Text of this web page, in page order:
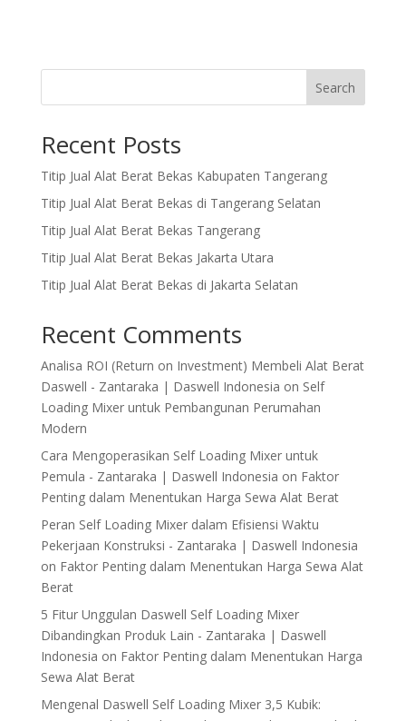
Search
Recent Posts
Titip Jual Alat Berat Bekas Kabupaten Tangerang
Titip Jual Alat Berat Bekas di Tangerang Selatan
Titip Jual Alat Berat Bekas Tangerang
Titip Jual Alat Berat Bekas Jakarta Utara
Titip Jual Alat Berat Bekas di Jakarta Selatan
Recent Comments
Analisa ROI (Return on Investment) Membeli Alat Berat
Daswell - Zantaraka | Daswell Indonesia on Self
Loading Mixer untuk Pembangunan Perumahan
Modern
Cara Mengoperasikan Self Loading Mixer untuk
Pemula - Zantaraka | Daswell Indonesia on Faktor
Penting dalam Menentukan Harga Sewa Alat Berat
Peran Self Loading Mixer dalam Efisiensi Waktu
Pekerjaan Konstruksi - Zantaraka | Daswell Indonesia
on Faktor Penting dalam Menentukan Harga Sewa Alat
Berat
5 Fitur Unggulan Daswell Self Loading Mixer
Dibandingkan Produk Lain - Zantaraka | Daswell
Indonesia on Faktor Penting dalam Menentukan Harga
Sewa Alat Berat
Mengenal Daswell Self Loading Mixer 3,5 Kubik: